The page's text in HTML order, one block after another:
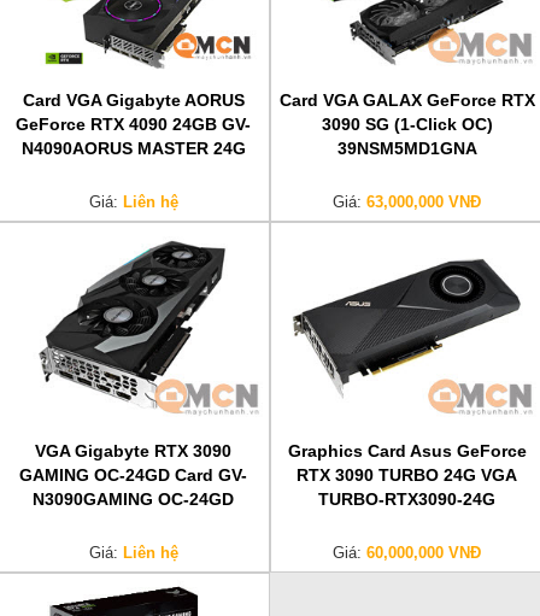
Card VGA Gigabyte AORUS
GeForce RTX 4090 24GB GV-
N4090AORUS MASTER 24G
Giá: Liên hệ
Card VGA GALAX GeForce RTX
3090 SG (1-Click OC)
39NSM5MD1GNA
Giá: 63,000,000 VNĐ
VGA Gigabyte RTX 3090
GAMING OC-24GD Card GV-
N3090GAMING OC-24GD
Giá: Liên hệ
Graphics Card Asus GeForce
RTX 3090 TURBO 24G VGA
TURBO-RTX3090-24G
Giá: 60,000,000 VNĐ